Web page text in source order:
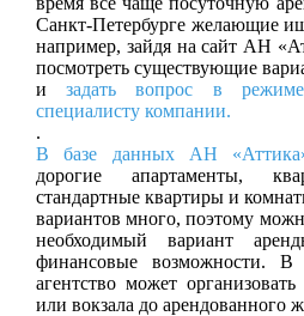
Санкт-Петербурге желающие
например, зайдя на сайт АН
посмотреть существующие
изадать вопрос в
специалисту компании.
.
В базе данных АН
дорогие апартаменты,
стандартные квартиры и
вариантов много, поэтому
необходимый вариант
финансовые возможности. В
агентство может
или вокзала до арендованного